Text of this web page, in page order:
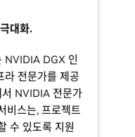
대화.
DGX 인
라 전문가를 제공
NVIDIA 전문가
비스는, 프로젝트
수 있도록 지원